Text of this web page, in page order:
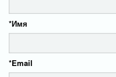
Имя
*
Email
*